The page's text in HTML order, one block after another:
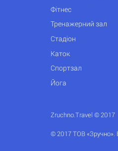
Фітнес
Тренажерний зал
Стадіон
Каток
Спортзал
Йога
Zruchno.Travel © 2017
© 2017 ТОВ «Зручно».